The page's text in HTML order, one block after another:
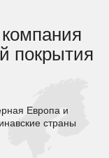
покрытия
Европа и
страны